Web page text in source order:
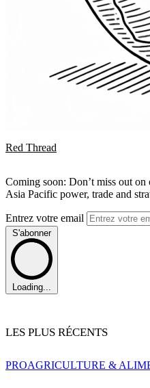
Red Thread
Coming soon: Don’t miss out
Asia Pacific power, trade and
Entrez votre email
S'abonner
Loading...
LES PLUS RÉCENTS
PROAGRICULTURE &